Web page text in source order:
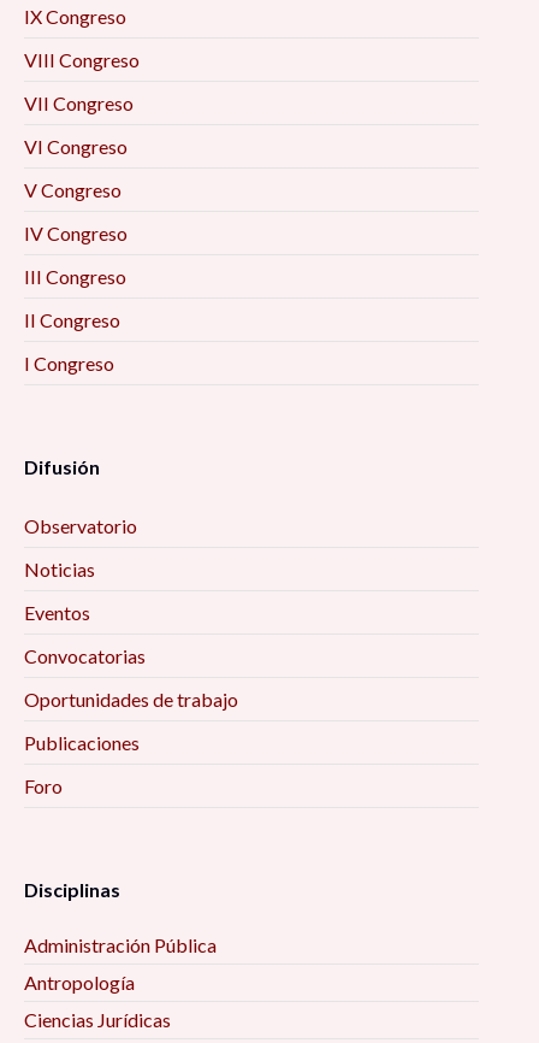
IX Congreso
VIII Congreso
VII Congreso
VI Congreso
V Congreso
IV Congreso
III Congreso
II Congreso
I Congreso
Difusión
Observatorio
Noticias
Eventos
Convocatorias
Oportunidades de trabajo
Publicaciones
Foro
Disciplinas
Administración Pública
Antropología
Ciencias Jurídicas